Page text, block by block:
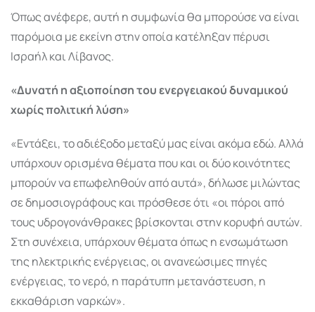
Όπως ανέφερε, αυτή η συμφωνία θα μπορούσε να είναι
παρόμοια με εκείνη στην οποία κατέληξαν πέρυσι
Ισραήλ και Λίβανος.
«Δυνατή η αξιοποίηση του ενεργειακού δυναμικού
χωρίς πολιτική λύση»
«Εντάξει, το αδιέξοδο μεταξύ μας είναι ακόμα εδώ. Αλλά
υπάρχουν ορισμένα θέματα που και οι δύο κοινότητες
μπορούν να επωφεληθούν από αυτά», δήλωσε μιλώντας
σε δημοσιογράφους και πρόσθεσε ότι «οι πόροι από
τους υδρογονάνθρακες βρίσκονται στην κορυφή αυτών.
Στη συνέχεια, υπάρχουν θέματα όπως η ενσωμάτωση
της ηλεκτρικής ενέργειας, οι ανανεώσιμες πηγές
ενέργειας, το νερό, η παράτυπη μετανάστευση, η
εκκαθάριση ναρκών».